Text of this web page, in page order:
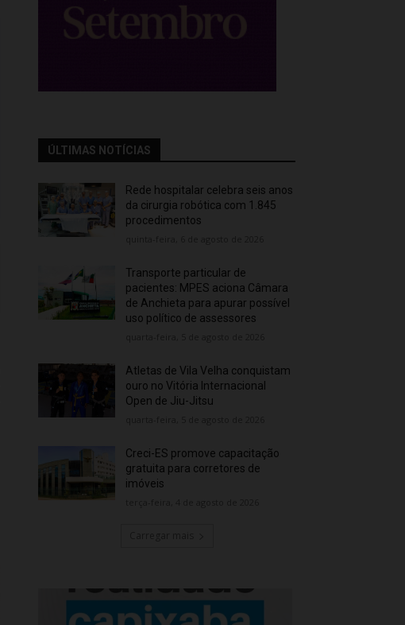
ÚLTIMAS NOTÍCIAS
Rede hospitalar celebra seis anos
da cirurgia robótica com 1.845
procedimentos
Transporte particular de
pacientes: MPES aciona Câmara
de Anchieta para apurar possível
uso político de assessores
Atletas de Vila Velha conquistam
ouro no Vitória Internacional
Open de Jiu-Jitsu
Creci-ES promove capacitação
gratuita para corretores de
imóveis